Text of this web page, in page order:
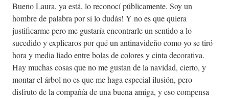
Bueno Laura, ya está, lo reconocí públicamente. Soy un
hombre de palabra por si lo dudás! Y no es que quiera
justificarme pero me gustaría encontrarle un sentido a lo
sucedido y explicaros por qué un antinavideño como yo se tiró
hora y media liado entre bolas de colores y cinta decorativa.
Hay muchas cosas que no me gustan de la navidad, cierto, y
montar el árbol no es que me haga especial ilusión, pero
disfruto de la compañía de una buena amiga, y eso compensa